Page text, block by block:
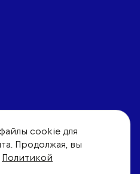
cookie для
Продолжая, вы
Политикой